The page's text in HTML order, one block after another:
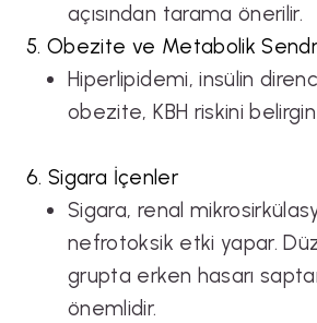
açısından tarama önerilir.
5. Obezite ve Metabolik
Hiperlipidemi, insülin
obezite, KBH riskini belirgin
6. Sigara İçenler
Sigara, renal
nefrotoksik etki yapar.
grupta erken hasarı
önemlidir.